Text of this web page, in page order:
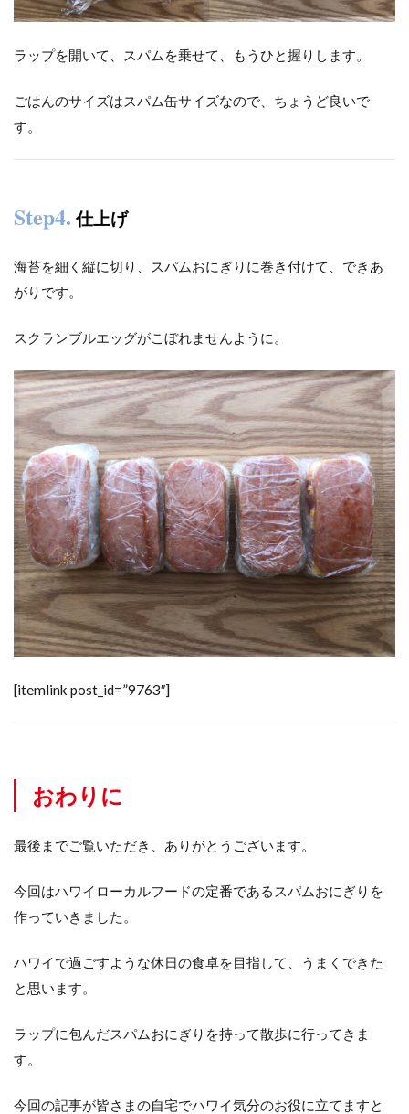
ラップを開いて、スパムを乗せて、もうひと握りします。
ごはんのサイズはスパム缶サイズなので、ちょうど良いで
す。
Step4. 仕上げ
海苔を細く縦に切り、スパムおにぎりに巻き付けて、できあ
がりです。
スクランブルエッグがこぼれませんように。
[itemlink post_id=”9763″]
おわりに
最後までご覧いただき、ありがとうございます。
今回はハワイローカルフードの定番であるスパムおにぎりを
作っていきました。
ハワイで過ごすような休日の食卓を目指して、うまくできた
と思います。
ラップに包んだスパムおにぎりを持って散歩に行ってきま
す。
今回の記事が皆さまの自宅でハワイ気分のお役に立てますと